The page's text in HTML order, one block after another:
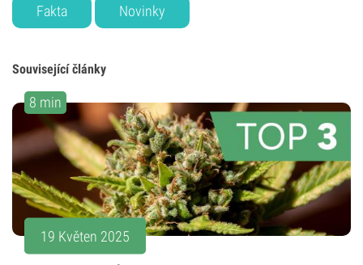
Fakta Novinky
Související články
8 min
19 Květen 2025